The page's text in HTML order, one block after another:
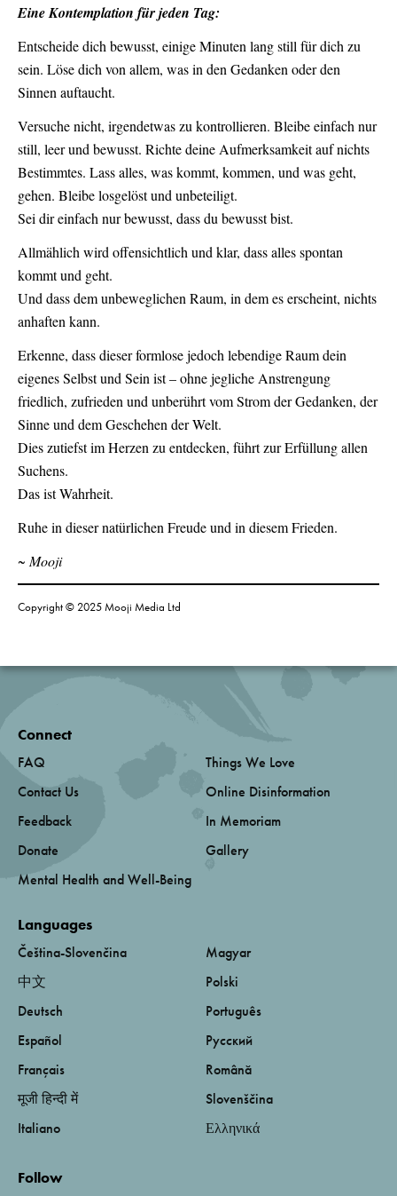
Eine Kontemplation für jeden Tag:
Entscheide dich bewusst, einige Minuten lang still für dich zu
sein. Löse dich von allem, was in den Gedanken oder den
Sinnen auftaucht.
Versuche nicht, irgendetwas zu kontrollieren. Bleibe einfach nur
still, leer und bewusst. Richte deine Aufmerksamkeit auf nichts
Bestimmtes. Lass alles, was kommt, kommen, und was geht,
gehen. Bleibe losgelöst und unbeteiligt.
Sei dir einfach nur bewusst, dass du bewusst bist.
Allmählich wird offensichtlich und klar, dass alles spontan
kommt und geht.
Und dass dem unbeweglichen Raum, in dem es erscheint, nichts
anhaften kann.
Erkenne, dass dieser formlose jedoch lebendige Raum dein
eigenes Selbst und Sein ist – ohne jegliche Anstrengung
friedlich, zufrieden und unberührt vom Strom der Gedanken, der
Sinne und dem Geschehen der Welt.
Dies zutiefst im Herzen zu entdecken, führt zur Erfüllung allen
Suchens.
Das ist Wahrheit.
Ruhe in dieser natürlichen Freude und in diesem Frieden.
~ Mooji
Copyright © 2025 Mooji Media Ltd
Connect
FAQ
Contact Us
Feedback
Donate
Mental Health and Well-Being
Things We Love
Online Disinformation
In Memoriam
Gallery
Languages
Čeština-Slovenčina
中文
Deutsch
Español
Français
मूजी हिन्दी में
Italiano
Magyar
Polski
Português
Русский
Română
Slovenščina
Ελληνικά
Follow